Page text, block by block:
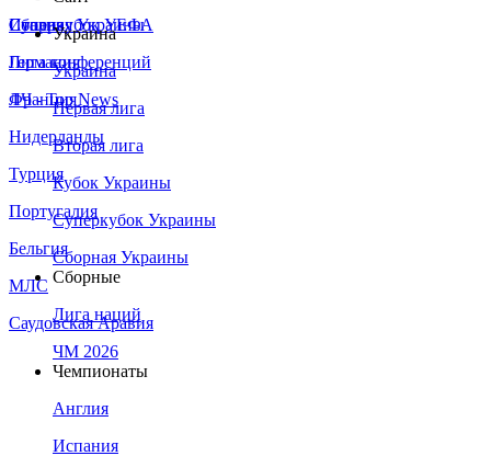
Сборная Украины
Италия
Германия
Франция
Нидерланды
Турция
Португалия
Бельгия
МЛС
Саудовская Аравия
Суперкубок УЕФА
Лига конференций
ЛЧ - Top News
Украина
Украина
Первая лига
Вторая лига
Кубок Украины
Суперкубок Украины
Сборная Украины
Сборные
Лига наций
ЧМ 2026
Чемпионаты
Англия
Испания